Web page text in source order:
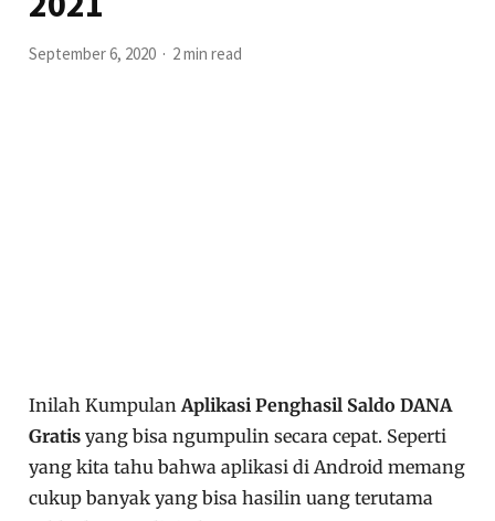
September 6, 2020 2 min read
Inilah KumpulanAplikasi Penghasil Saldo DANA
Gratisyang bisa ngumpulin secara cepat. Seperti
yang kita tahu bahwa aplikasi di Android memang
cukup banyak yang bisa hasilin uang terutama